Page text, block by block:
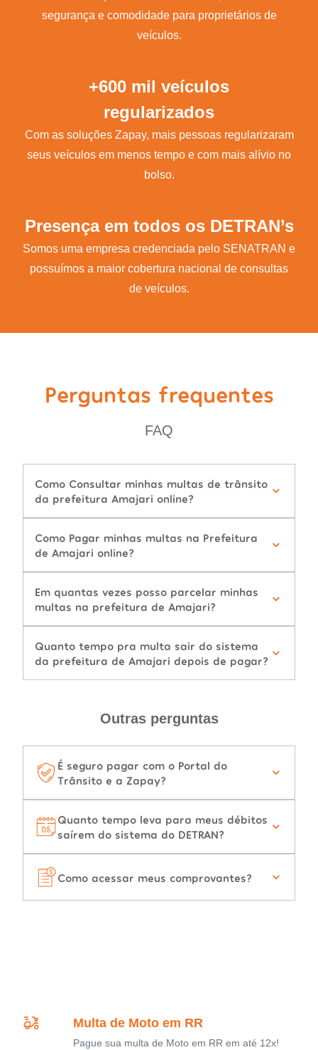
segurança e comodidade para proprietários de
veículos.
+600 mil veículos
regularizados
Com as soluções Zapay, mais pessoas regularizaram
seus veículos em menos tempo e com mais alívio no
bolso.
Presença em todos os DETRAN’s
Somos uma empresa credenciada pelo SENATRAN e
possuímos a maior cobertura nacional de consultas
de veículos.
Perguntas frequentes
FAQ
Como Consultar minhas multas de trânsito
da prefeitura Amajari online?
Como Pagar minhas multas na Prefeitura
de Amajari online?
Em quantas vezes posso parcelar minhas
multas na prefeitura de Amajari?
Quanto tempo pra multa sair do sistema
da prefeitura de Amajari depois de pagar?
Outras perguntas
É seguro pagar com o Portal do
Trânsito e a Zapay?
Quanto tempo leva para meus débitos
saírem do sistema do DETRAN?
Como acessar meus comprovantes?
Multa de Moto em RR
Pague sua multa de Moto em RR em até 12x!